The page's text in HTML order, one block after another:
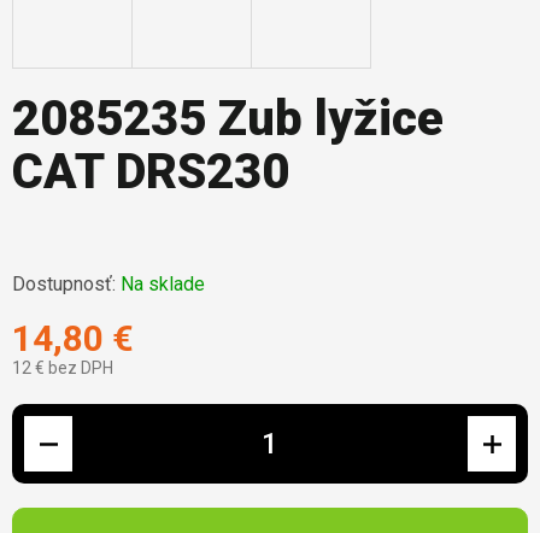
2085235 Zub lyžice
CAT DRS230
Dostupnosť: Na sklade
14,80 €
12 € bez DPH
Jednotková cena: